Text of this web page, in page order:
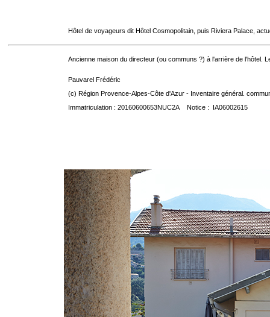
Hôtel de voyageurs dit Hôtel Cosmopolitain, puis Riviera Palace,
Ancienne maison du directeur (ou communs ?) à l'arrière de l'hôtel.
Pauvarel Frédéric
(c) Région Provence-Alpes-Côte d'Azur - Inventaire général.
Immatriculation : 20160600653NUC2A Notice : IA06002615